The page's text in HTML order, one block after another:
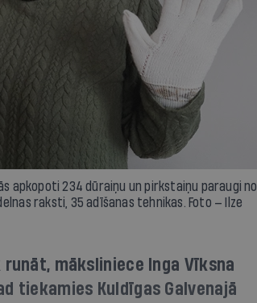
apkopoti 234 dūraiņu un pirkstaiņu paraugi no
raksti, 35 adīšanas tehnikas. Foto — Ilze
māksliniece Inga Vīksna
tiekamies Kuldīgas Galvenajā